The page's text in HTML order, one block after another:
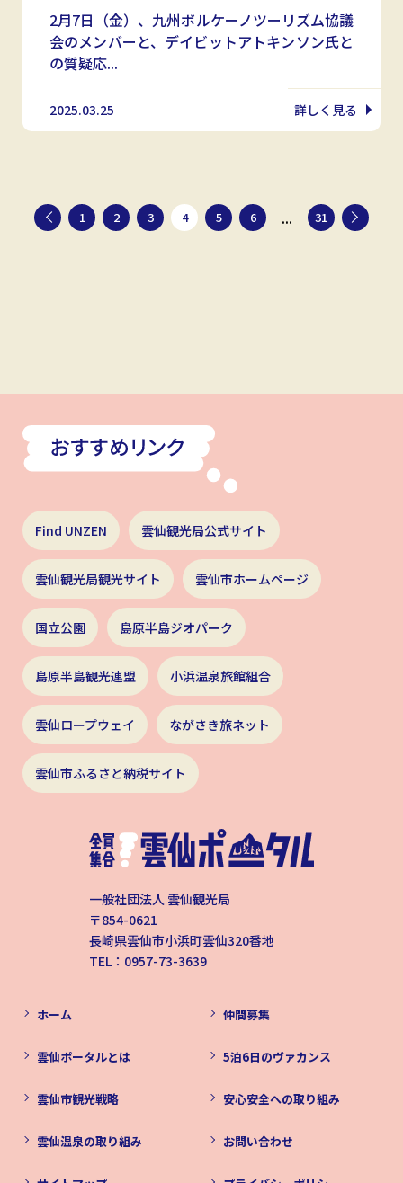
2月7日（金）、九州ボルケーノツーリズム協議
会のメンバーと、デイビットアトキンソン氏と
の質疑応...
2025.03.25 詳しく見る
1 2 3 4 5 6 ... 31
Find UNZEN 雲仙観光局公式サイト
雲仙観光局観光サイト 雲仙市ホームページ
国立公園 島原半島ジオパーク
島原半島観光連盟 小浜温泉旅館組合
雲仙ロープウェイ ながさき旅ネット
雲仙市ふるさと納税サイト
一般社団法人 雲仙観光局
〒854-0621
長崎県雲仙市小浜町雲仙320番地
TEL：0957-73-3639
ホーム
雲仙ポータルとは
雲仙市観光戦略
雲仙温泉の取り組み
仲間募集
5泊6日のヴァカンス
安心安全への取り組み
お問い合わせ